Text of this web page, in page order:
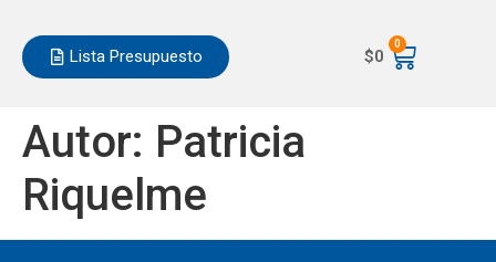
Lista Presupuesto $0
0
Autor: Patricia
Riquelme